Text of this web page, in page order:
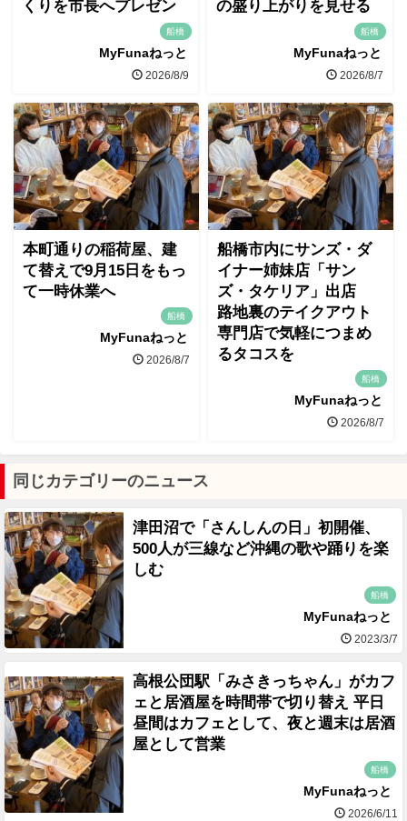
くりを市長へプレゼン
船橋
MyFunaねっと
2026/8/9
の盛り上がりを見せる
船橋
MyFunaねっと
2026/8/7
本町通りの稲荷屋、建
て替えで9月15日をもっ
て一時休業へ
船橋
MyFunaねっと
2026/8/7
船橋市内にサンズ・ダ
イナー姉妹店「サン
ズ・タケリア」出店
路地裏のテイクアウト
専門店で気軽につまめ
るタコスを
船橋
MyFunaねっと
2026/8/7
同じカテゴリーのニュース
津田沼で「さんしんの日」初開催、
500人が三線など沖縄の歌や踊りを楽
しむ
船橋
MyFunaねっと
2023/3/7
高根公団駅「みさきっちゃん」がカフ
ェと居酒屋を時間帯で切り替え 平日
昼間はカフェとして、夜と週末は居酒
屋として営業
船橋
MyFunaねっと
2026/6/11